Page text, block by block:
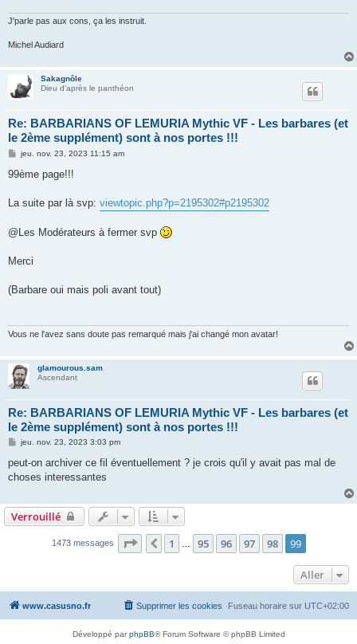
J'parle pas aux cons, ça les instruit.
Michel Audiard
Sakagnôle
Dieu d'après le panthéon
Re: BARBARIANS OF LEMURIA Mythic VF - Les barbares (et
le 2ème supplément) sont à nos portes !!!
M
s
g
jeu. nov. 23, 2023 11:15 am
99ème page!!!
La suite par là svp: viewtopic.php?p=2195302#p2195302
@Les Modérateurs à fermer svp
Merci
(Barbare oui mais poli avant tout)
Vous ne l'avez sans doute pas remarqué mais j'ai changé mon avatar!
glamourous.sam
Ascendant
Re: BARBARIANS OF LEMURIA Mythic VF - Les barbares (et
le 2ème supplément) sont à nos portes !!!
M
s
a
jeu. nov. 23, 2023 3:03 pm
peut-on archiver ce fil éventuellement ? je crois qu'il y avait pas mal de
choses interessantes
Verrouillé
1473 messages Page 99 sur 99
Précédent
1 95 96 97 98 99
Aller
www.casusno.fr Fuseau horaire sur UTC+02:00
Supprimer les cookies
Développé parphpBB® Forum Software © phpBB Limited